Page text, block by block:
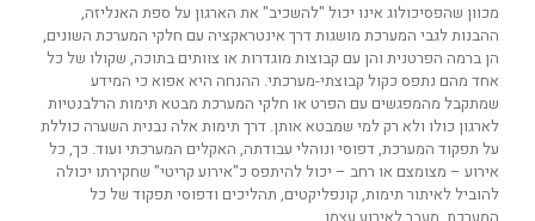
מכוון שהפסיכולוג אינו יכול "להשכיב" את הארגון על ספת האנליזה,
ההבנות לגבי המערכת מושגות דרך אינטראקציה עם חלקי המערכת השונים,
הן ברמה הפרטנית והן עם קבוצות מוגדרות או צוותים בתוכה, שקולו של כל
אחד מהם נתפס כקול קבוצתי-מערכתי. ההנחה היא אפוא כי המידע
שמתקבל מהמפגשים עם הפרט או חלקי המערכת מבטא תימות הרלבנטיות
לארגון כולו ולא רק למי שמבטא אותן. דרך תימות אלה נבנית השערה כוללת
על תפקוד המערכת, דפוסי ונוהלי עבודתה, האקלים המערכתי ועוד. כך, כל
אירוע – מצומצם או רחב – יכול להיתפס כ"אירוע קריטי" שחקירתו יכולה
להוביל לאיתור תימות, קונפליקטים, תהליכים ודפוסי תפקוד של כל